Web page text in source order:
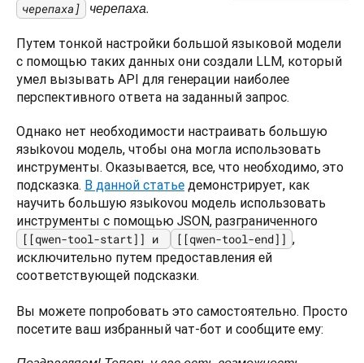
черепаха]
черепаха.
Путем тонкой настройки большой языковой модели
с помощью таких данных они создали LLM, который
умел вызывать API для генерации наиболее
перспективного ответа на заданный запрос.
Однако нет необходимости настраивать большую
языkovou модель, чтобы она могла использовать
инструменты. Оказывается, все, что необходимо, это
подсказка. В данной статье демонстрирует, как
научить большую языkovou модель использовать
[[qwen-tool-start]] и [[qwen-tool-end]] ,
исключительно путем предоставления ей
соответствующей подсказки.
Вы можете попробовать это самостоятельно. Просто
посетите ваш избранный чат-бот и сообщите ему: